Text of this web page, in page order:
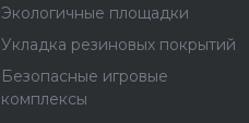
Экологичные площадки
Укладка резиновых покрытий
Безопасные игровые
комплексы